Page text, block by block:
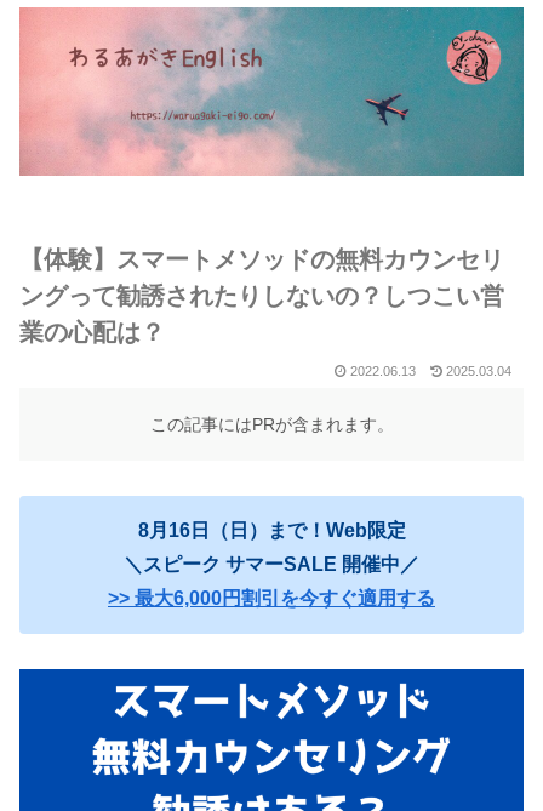
【体験】スマートメソッドの無料カウンセリ
ングって勧誘されたりしないの？しつこい営
業の心配は？
2022.06.13 2025.03.04
この記事にはPRが含まれます。
8月16日（日）まで！Web限定
＼スピーク サマーSALE 開催中／
>> 最大6,000円割引を今すぐ適用する